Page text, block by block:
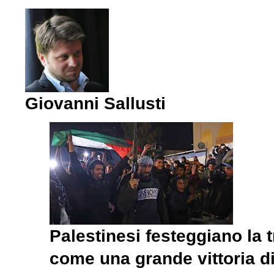
Giovanni Sallusti
Palestinesi festeggiano la
come una grande vittoria